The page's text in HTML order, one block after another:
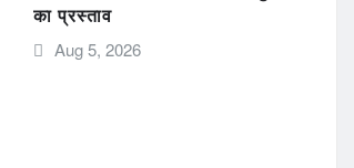
का प्रस्ताव
Aug 5, 2026